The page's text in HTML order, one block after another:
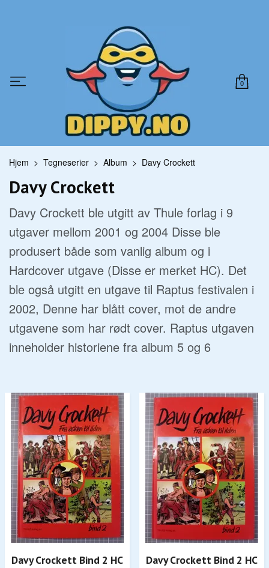
0
Hjem Tegneserier Album Davy Crockett
Davy Crockett
Davy Crockett ble utgitt av Thule forlag i 9
utgaver mellom 2001 og 2004 Disse ble
produsert både som vanlig album og i
Hardcover utgave (Disse er merket HC). Det
ble også utgitt en utgave til Raptus festivalen i
2002, Denne har blått cover, mot de andre
utgavene som har rødt cover. Raptus utgaven
inneholder historiene fra album 5 og 6
Davy Crockett Bind 2 HC Davy Crockett Bind 2 HC